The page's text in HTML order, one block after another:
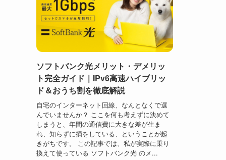
ソフトバンク光メリット・デメリッ
ト完全ガイド｜IPv6高速ハイブリッ
ド＆おうち割を徹底解説
自宅のインターネット回線、なんとなくで選
んでいませんか？ ここを何も考えずに決めて
しまうと、年間の通信費に大きな差が生ま
れ、知らずに損をしている、ということが起
きがちです。 この記事では、私が実際に乗り
換えて使っている ソフトバンク光 のメ...